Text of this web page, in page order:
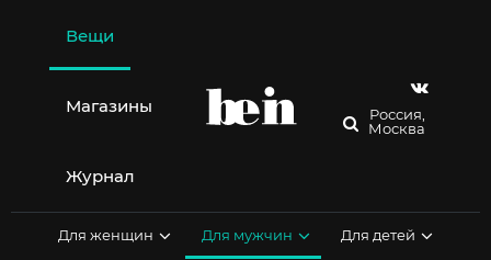
содержимому
Вещи
Магазины
Журнал
Россия,
Москва
Для женщин Для мужчин Для детей